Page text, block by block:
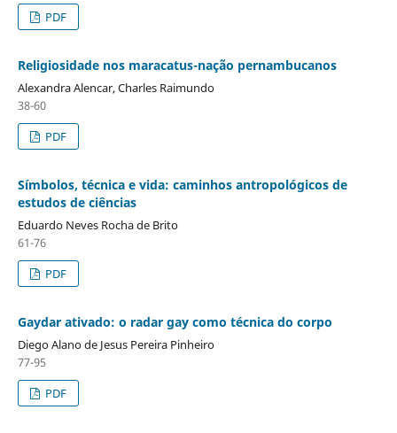
PDF
Religiosidade nos maracatus-nação pernambucanos
Alexandra Alencar, Charles Raimundo
38-60
PDF
Símbolos, técnica e vida: caminhos antropológicos de
estudos de ciências
Eduardo Neves Rocha de Brito
61-76
PDF
Gaydar ativado: o radar gay como técnica do corpo
Diego Alano de Jesus Pereira Pinheiro
77-95
PDF